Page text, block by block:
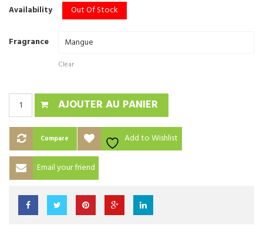
Availability Out Of Stock
Fragrance
Clear
AJOUTER AU PANIER
Compare Add to Wishlist
Email your friend